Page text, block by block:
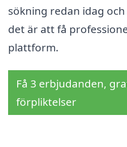
sökning redan idag
det är att få
plattform.
Få 3 erbjudanden,
förpliktelser